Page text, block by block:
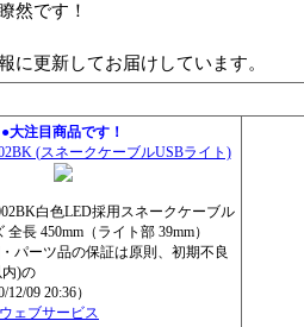
然です！
に更新してお届けしています。
●大注目商品です！
(スネークケーブルUSBライト)
白色LED採用スネークケーブル
全長 450mm（ライト部 39mm）
パーツ品の保証は原則、初期不良
)の
12/09 20:36）
ェブサービス